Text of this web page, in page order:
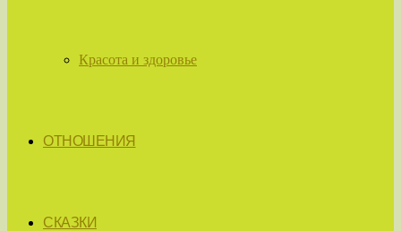
Красота и здоровье
ОТНОШЕНИЯ
СКАЗКИ